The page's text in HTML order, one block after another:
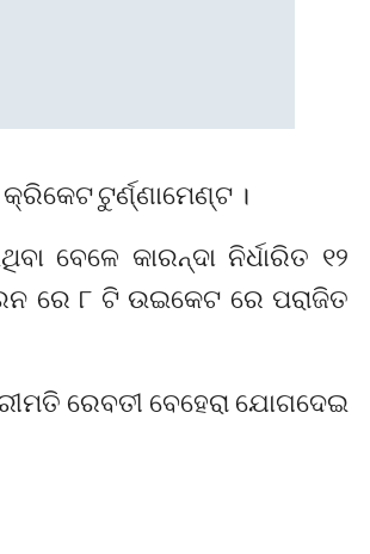
ଟୁର୍ଣ୍ଣାମେଣ୍ଟ ।
ବେଳେ କାରନ୍ଦା ନିର୍ଧାରିତ ୧୨
ରେ ୮ ଟି ଉଇକେଟ ରେ ପରାଜିତ
ରେବତୀ ବେହେରା ଯୋଗଦେଇ